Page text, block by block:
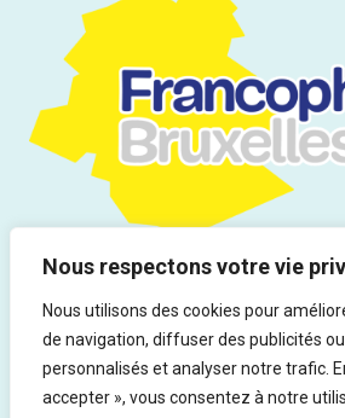
Nous respectons votre vie
Nous utilisons des cookies pour
de navigation, diffuser des publicités
personnalisés et analyser notre trafic.
accepter », vous consentez à notre
Tous droits réservés | Infor Drogues &
Marteau 19, 1000 Bruxelles - Ed.